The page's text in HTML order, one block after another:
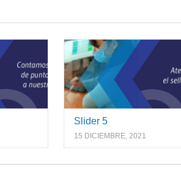
Slider 5
15 DICIEMBRE, 2021